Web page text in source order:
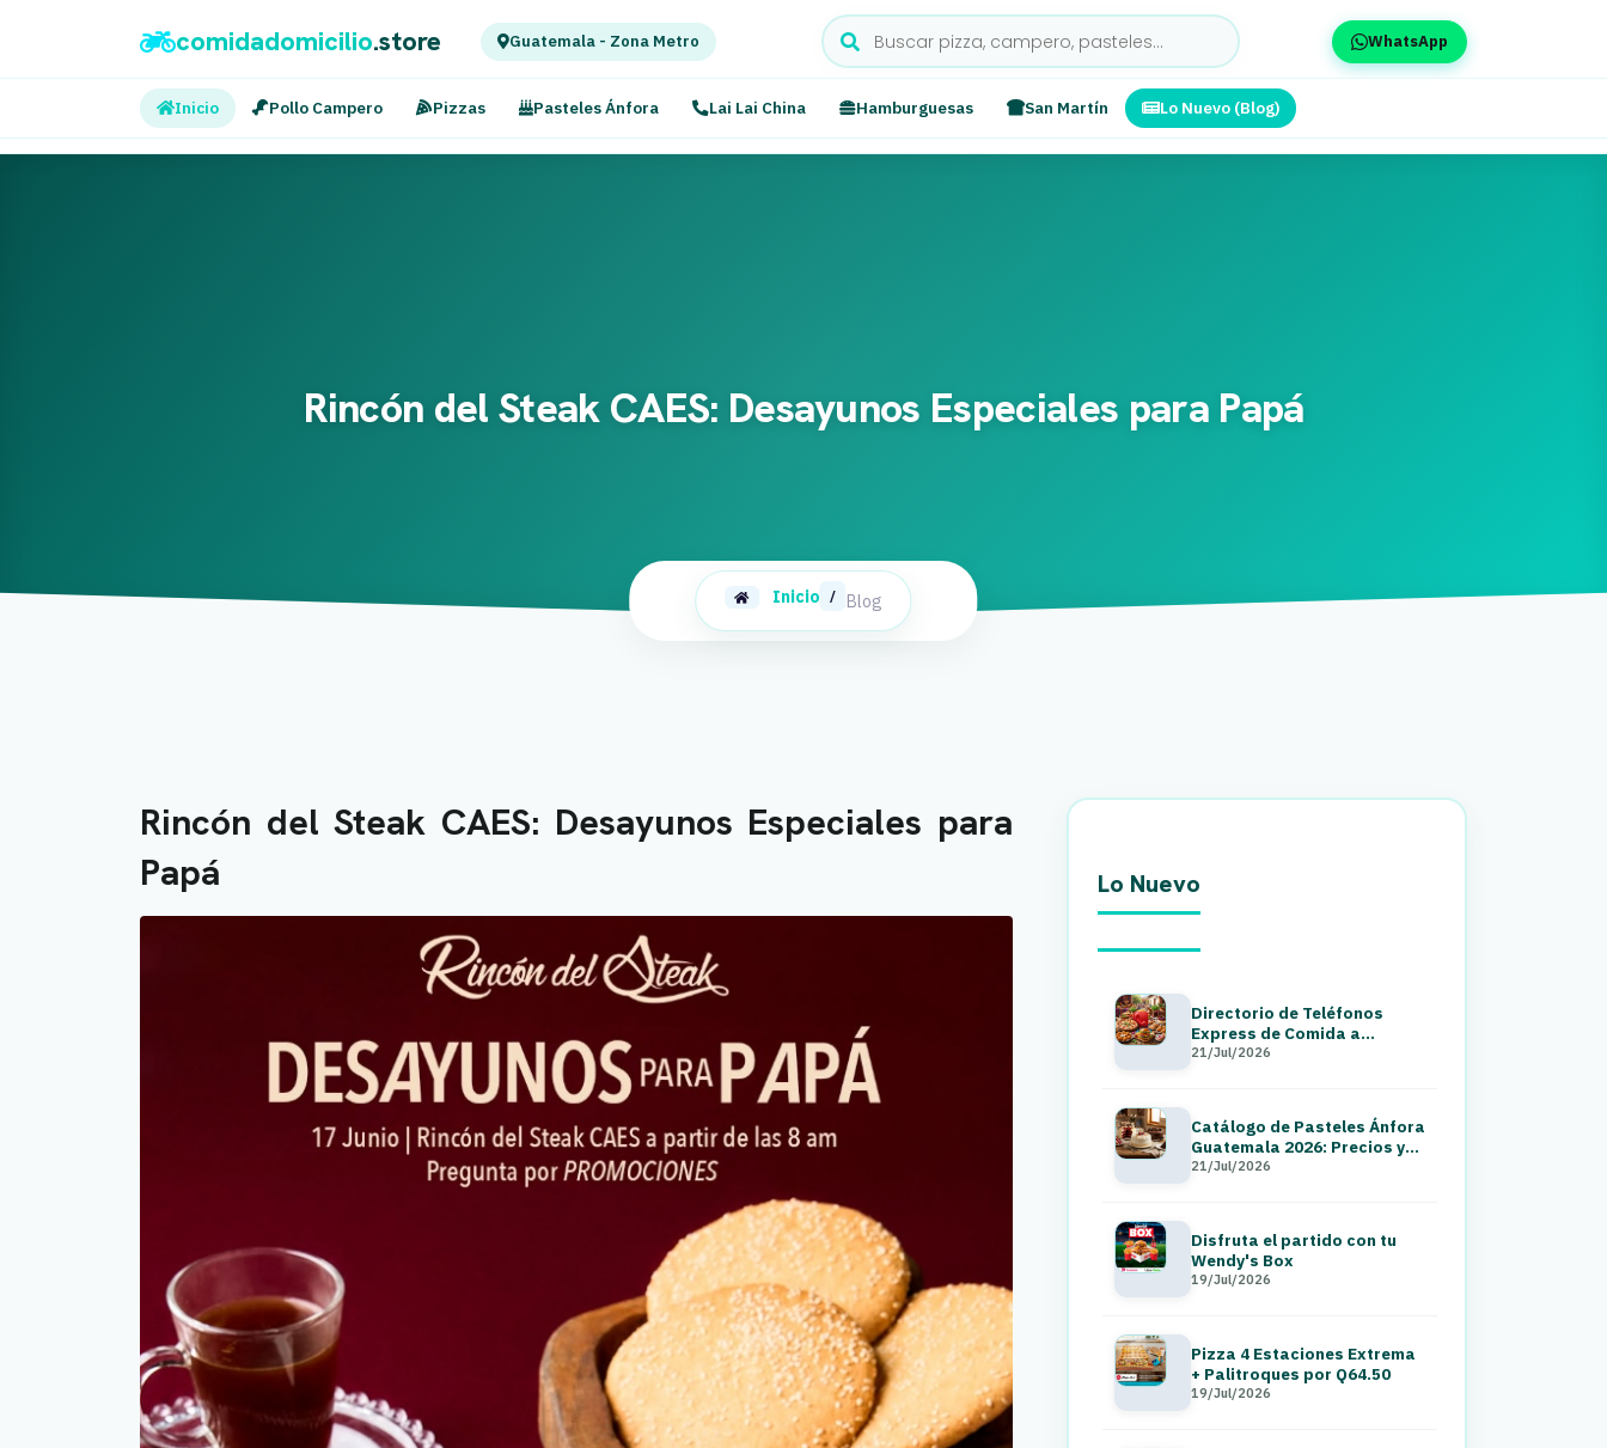
comidadomicilio.store Guatemala - Zona Metro WhatsApp
Inicio Pollo Campero Pizzas Pasteles Ánfora Lai Lai China Hamburguesas San Martín Lo Nuevo (Blog)
Rincón del Steak CAES: Desayunos Especiales para Papá
Inicio / Blog
Rincón del Steak CAES: Desayunos Especiales para
Papá
Lo Nuevo
Directorio de Teléfonos
Express de Comida a
Domicilio en Guatemala 2026
21/Jul/2026
Catálogo de Pasteles Ánfora
Guatemala 2026: Precios y
Menú a Domicilio
21/Jul/2026
Disfruta el partido con tu
Wendy's Box
19/Jul/2026
Pizza 4 Estaciones Extrema
+ Palitroques por Q64.50
19/Jul/2026